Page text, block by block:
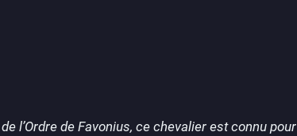
l’Ordre de Favonius, ce chevalier est connu pour